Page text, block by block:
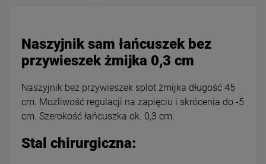
Naszyjnik sam łańcuszek bez
przywieszek żmijka 0,3 cm
Naszyjnik bez przywieszek splot żmijka długość 45
cm. Możliwość regulacji na zapięciu i skrócenia do -5
cm. Szerokość łańcuszka ok. 0,3 cm.
Stal chirurgiczna: